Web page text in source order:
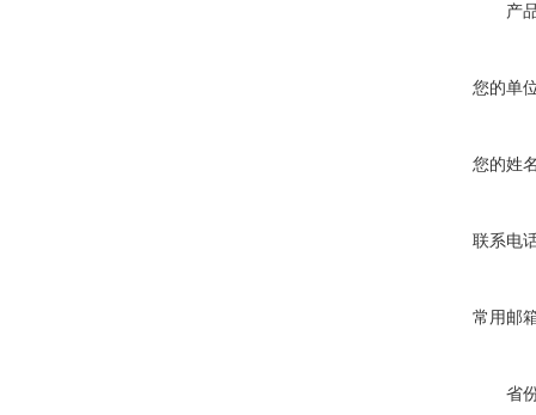
产
您的单
您的姓
联系电
常用邮
省